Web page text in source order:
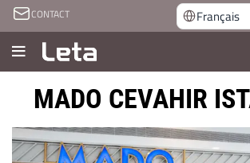
CONTACT Français
MADO CEVAHIR